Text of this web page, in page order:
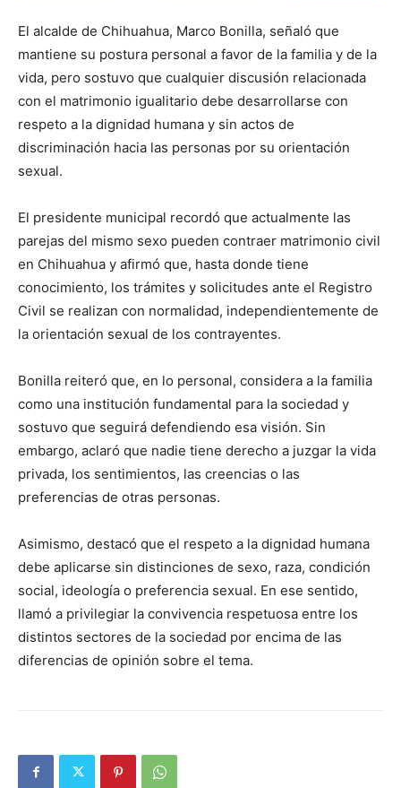
El alcalde de Chihuahua, Marco Bonilla, señaló que
mantiene su postura personal a favor de la familia y de la
vida, pero sostuvo que cualquier discusión relacionada
con el matrimonio igualitario debe desarrollarse con
respeto a la dignidad humana y sin actos de
discriminación hacia las personas por su orientación
sexual.
El presidente municipal recordó que actualmente las
parejas del mismo sexo pueden contraer matrimonio civil
en Chihuahua y afirmó que, hasta donde tiene
conocimiento, los trámites y solicitudes ante el Registro
Civil se realizan con normalidad, independientemente de
la orientación sexual de los contrayentes.
Bonilla reiteró que, en lo personal, considera a la familia
como una institución fundamental para la sociedad y
sostuvo que seguirá defendiendo esa visión. Sin
embargo, aclaró que nadie tiene derecho a juzgar la vida
privada, los sentimientos, las creencias o las
preferencias de otras personas.
Asimismo, destacó que el respeto a la dignidad humana
debe aplicarse sin distinciones de sexo, raza, condición
social, ideología o preferencia sexual. En ese sentido,
llamó a privilegiar la convivencia respetuosa entre los
distintos sectores de la sociedad por encima de las
diferencias de opinión sobre el tema.